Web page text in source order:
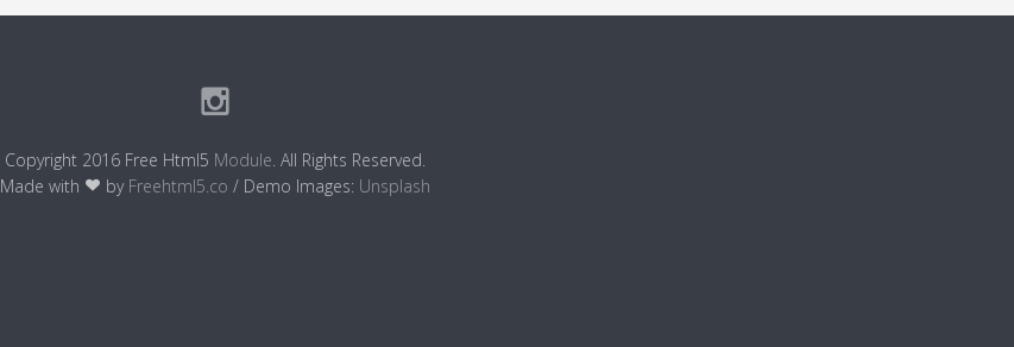
Copyright 2016 Free Html5 Module. All Rights Reserved.
Made with
by Freehtml5.co / Demo Images: Unsplash